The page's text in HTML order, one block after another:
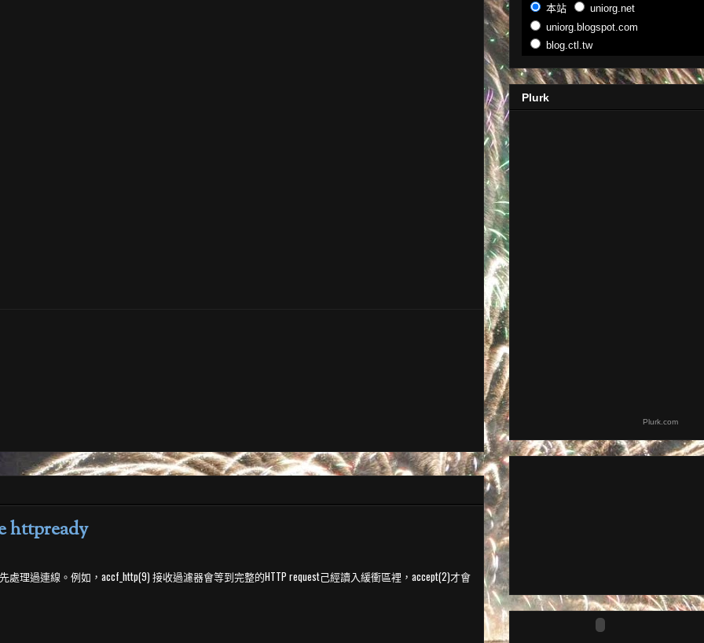
httpready
處理過連線。例如，accf_http(9) 接收過濾器會等到完整的HTTP request己經讀入緩衝區裡，accept(2)才會
本站
uniorg.net
uniorg.blogspot.com
blog.ctl.tw
Plurk
Plurk.com